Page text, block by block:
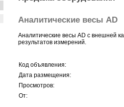
Аналитические весы AD
Аналитические весы AD c внешней
результатов измерений.
Код объявления:
Дата размещения:
Просмотров:
От: